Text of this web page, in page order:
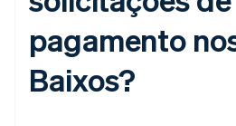
pagamento
Baixos?